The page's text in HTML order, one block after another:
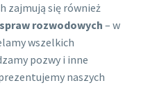
zajmują się również
rozwodowych – w
wszelkich
pozwy i inne
naszych